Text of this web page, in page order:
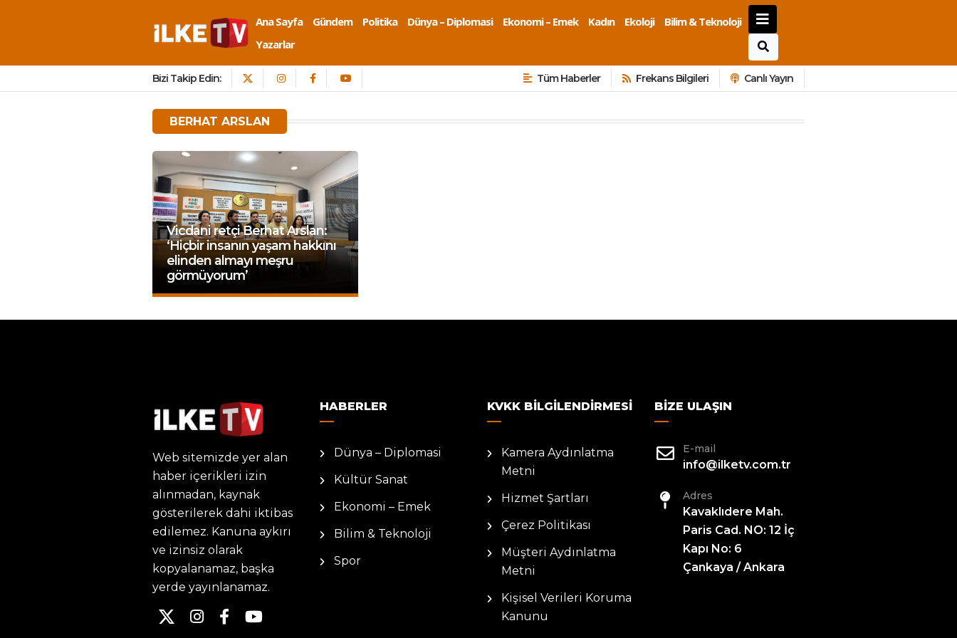
Ana Sayfa Gündem Politika Dünya – Diplomasi Ekonomi – Emek Kadın Ekoloji
Bilim & Teknoloji
Yazarlar
Bizi Takip Edin: Tüm Haberler Frekans Bilgileri Canlı Yayın
BERHAT ARSLAN
Vicdani retçi Berhat Arslan:
‘Hiçbir insanın yaşam hakkını
elinden almayı meşru
görmüyorum’
Web sitemizde yer alan
haber içerikleri izin
alınmadan, kaynak
gösterilerek dahi iktibas
edilemez. Kanuna aykırı
ve izinsiz olarak
kopyalanamaz, başka
yerde yayınlanamaz.
HABERLER
Dünya – Diplomasi
Kültür Sanat
Ekonomi – Emek
Bilim & Teknoloji
Spor
KVKK BILGILENDIRMESI
Kamera Aydınlatma
Metni
Hizmet Şartları
Çerez Politikası
Müşteri Aydınlatma
Metni
Kişisel Verileri Koruma
Kanunu
BIZE ULAŞIN
E-mail
info@ilketv.com.tr
Adres
Kavaklıdere Mah.
Paris Cad. NO: 12 İç
Kapı No: 6
Çankaya / Ankara